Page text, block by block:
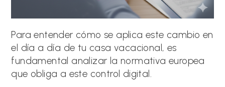
Para entender cómo se aplica este cambio en
el día a día de tu casa vacacional, es
fundamental analizar la normativa europea
que obliga a este control digital.